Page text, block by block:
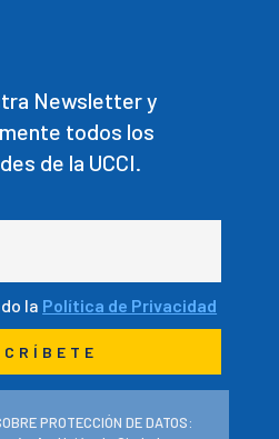
Newsletter y
todos los
de la UCCI.
la Política de Privacidad
PROTECCIÓN DE DATOS: